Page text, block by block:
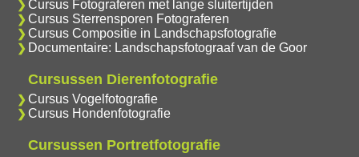
Cursus Fotograferen met lange sluitertijden
Cursus Sterrensporen Fotograferen
Cursus Compositie in Landschapsfotografie
Documentaire: Landschapsfotograaf van de Goor
Cursussen Dierenfotografie
Cursus Vogelfotografie
Cursus Hondenfotografie
Cursussen Portretfotografie